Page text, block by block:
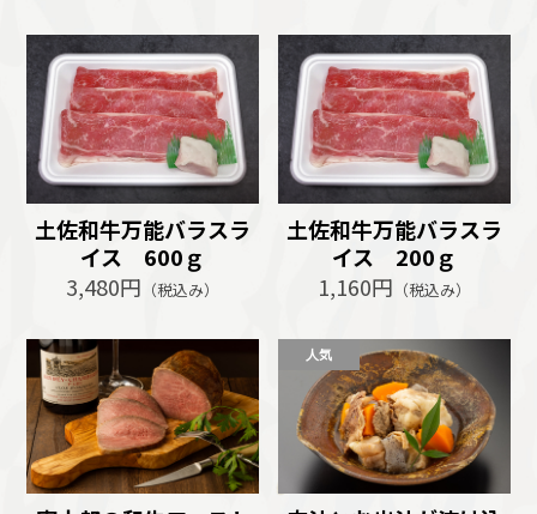
土佐和牛万能バラスラ
イス 600ｇ
3,480円 （税込み）
土佐和牛万能バラスラ
イス 200ｇ
1,160円 （税込み）